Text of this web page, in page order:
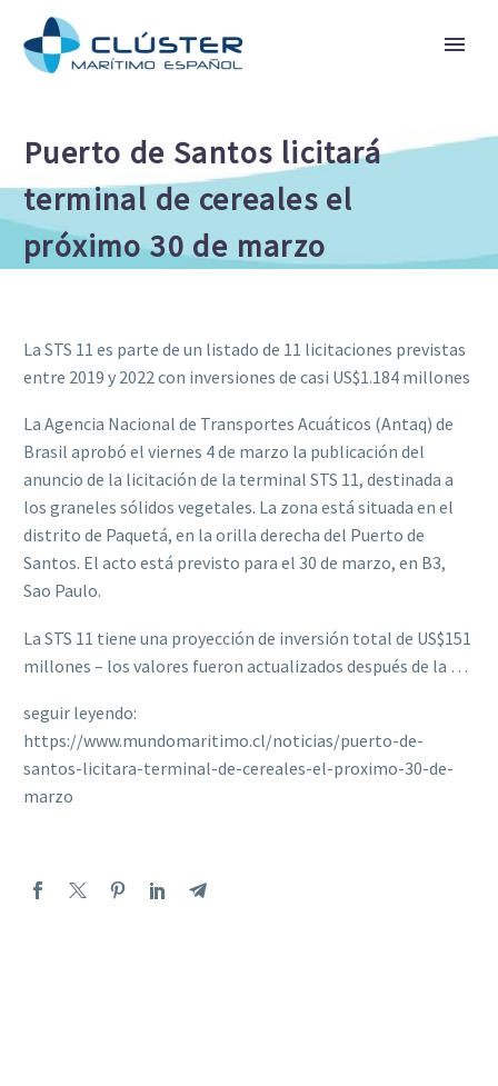
Puerto de Santos licitará
terminal de cereales el
próximo 30 de marzo
La STS 11 es parte de un listado de 11 licitaciones previstas
entre 2019 y 2022 con inversiones de casi US$1.184 millones
La Agencia Nacional de Transportes Acuáticos (Antaq) de
Brasil aprobó el viernes 4 de marzo la publicación del
anuncio de la licitación de la terminal STS 11, destinada a
los graneles sólidos vegetales. La zona está situada en el
distrito de Paquetá, en la orilla derecha del Puerto de
Santos. El acto está previsto para el 30 de marzo, en B3,
Sao Paulo.
La STS 11 tiene una proyección de inversión total de US$151
millones – los valores fueron actualizados después de la …
seguir leyendo:
https://www.mundomaritimo.cl/noticias/puerto-de-
santos-licitara-terminal-de-cereales-el-proximo-30-de-
marzo